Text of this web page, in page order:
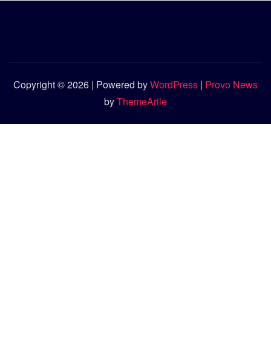
Copyright © 2026 | Powered byWordPress | Provo News
byThemeArile